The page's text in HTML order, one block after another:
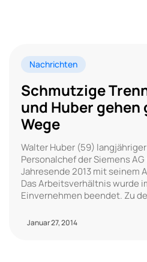
Nachrichten
Schmutzige
und Huber
Wege
Walter Huber (59)
Personalchef der Siemens
Jahresende 2013 mit seinem
Das Arbeitsverhältnis wurde
Einvernehmen beendet. Zu
Januar 27, 2014